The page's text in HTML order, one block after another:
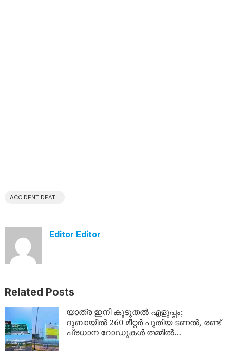
ACCIDENT DEATH
Editor Editor
Related Posts
യാത്ര ഇനി കൂടുതൽ എളുപ്പം;
ദുബായിൽ 260 മീറ്റർ പുതിയ ടണൽ, രണ്ട്
പ്രധാന റോഡുകൾ തമ്മിൽ